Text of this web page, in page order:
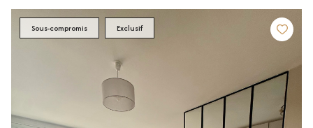
Sous-compromis Exclusif